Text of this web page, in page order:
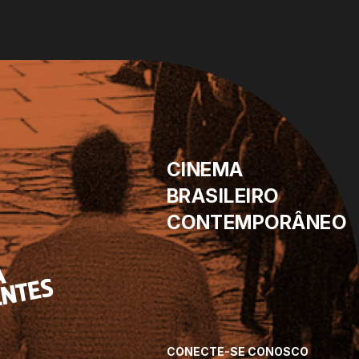
CONECTE-SE CONOSCO
CINEMA
BRASILEIRO
CONTEMPORÂNEO